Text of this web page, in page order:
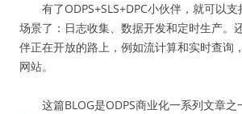
有了ODPS+SLS+DPC小伙伴，就可以支
场景了：日志收集、数据开发和定时生产。
伴正在开放的路上，例如流计算和实时查询
网站。
这篇BLOG是ODPS商业化一系列文章之